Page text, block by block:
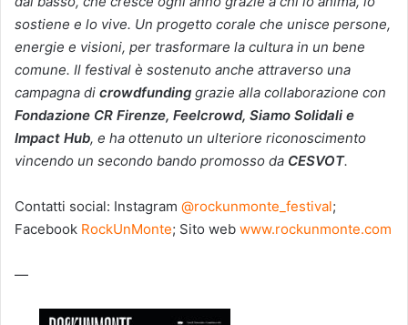
sostiene e lo vive. Un progetto corale che unisce persone,
energie e visioni, per trasformare la cultura in un bene
comune. Il festival è sostenuto anche attraverso una
campagna di crowdfunding grazie alla collaborazione con
Fondazione CR Firenze, Feelcrowd, Siamo Solidali e
Impact Hub, e ha ottenuto un ulteriore riconoscimento
vincendo un secondo bando promosso da CESVOT.
Contatti social: Instagram @rockunmonte_festival;
Facebook RockUnMonte; Sito web www.rockunmonte.com
—